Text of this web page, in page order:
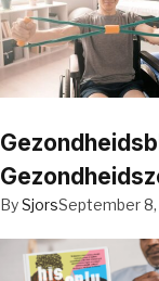
BySjorsSeptember 8,